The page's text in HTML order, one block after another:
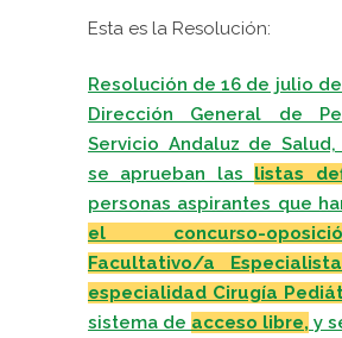
Esta es la Resolución:
Resolución de 16 de julio
Dirección General de
Servicio Andaluz de
se aprueban las listas
personas aspirantes que
el concurso-
Facultativo/a
especialidad Cirugía
sistema de acceso libre, y